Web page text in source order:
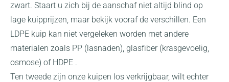
zwart. Staart u zich bij de aanschaf niet altijd blind op
lage kuipprijzen, maar bekijk vooraf de verschillen. Een
LDPE kuip kan niet vergeleken worden met andere
materialen zoals PP (lasnaden), glasfiber (krasgevoelig,
osmose) of HDPE .
Ten tweede zijn onze kuipen los verkrijgbaar, wilt echter